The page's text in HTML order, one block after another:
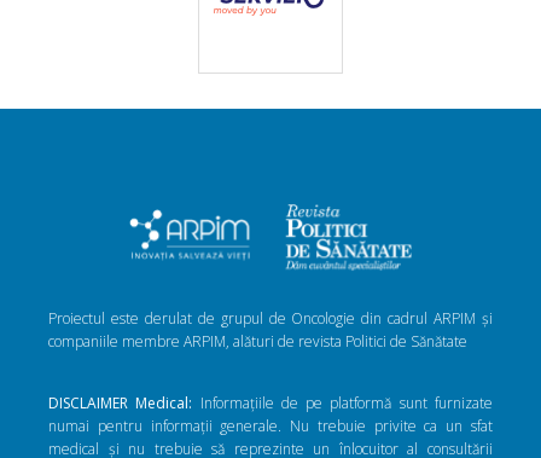
Proiectul este derulat de grupul de Oncologie din cadrul ARPIM și
companiile membre ARPIM, alături de revista Politici de Sănătate
DISCLAIMER Medical: Informațiile de pe platformă sunt furnizate
numai pentru informații generale. Nu trebuie privite ca un sfat
medical și nu trebuie să reprezinte un înlocuitor al consultării